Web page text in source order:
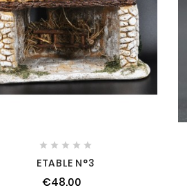
    
ETABLE N°3
€48.00